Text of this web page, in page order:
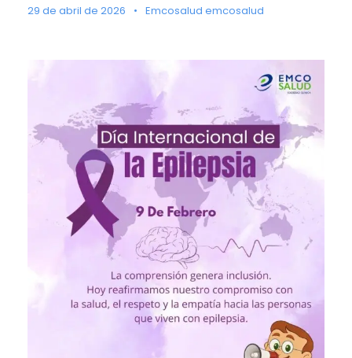
29 de abril de 2026 • Emcosalud emcosalud